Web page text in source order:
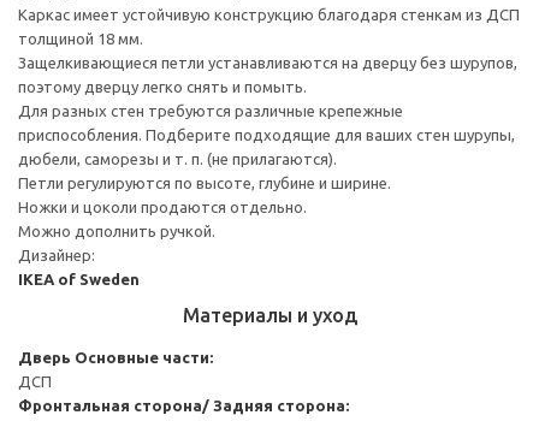
Каркас имеет устойчивую конструкцию благодаря стенкам из ДСП
толщиной 18 мм.
Защелкивающиеся петли устанавливаются на дверцу без шурупов,
поэтому дверцу легко снять и помыть.
Для разных стен требуются различные крепежные
приспособления. Подберите подходящие для ваших стен шурупы,
дюбели, саморезы и т. п. (не прилагаются).
Петли регулируются по высоте, глубине и ширине.
Ножки и цоколи продаются отдельно.
Можно дополнить ручкой.
Дизайнер:
IKEA of Sweden
Материалы и уход
Дверь Основные части:
ДСП
Фронтальная сторона/ Задняя сторона: